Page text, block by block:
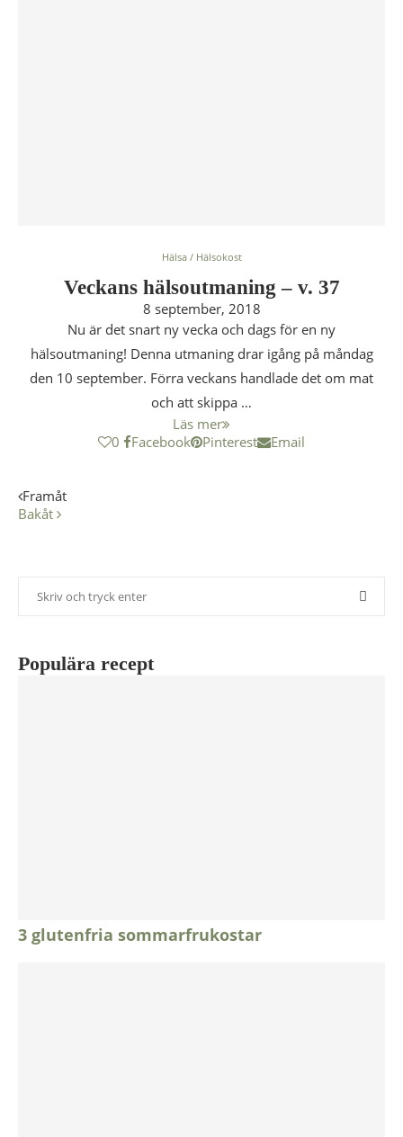
Hälsa / Hälsokost
Veckans hälsoutmaning – v. 37
8 september, 2018
Nu är det snart ny vecka och dags för en ny
hälsoutmaning! Denna utmaning drar igång på måndag
den 10 september. Förra veckans handlade det om mat
och att skippa …
Läs mer
0
Facebook Pinterest Email
Framåt
Bakåt
Populära recept
3 glutenfria sommarfrukostar